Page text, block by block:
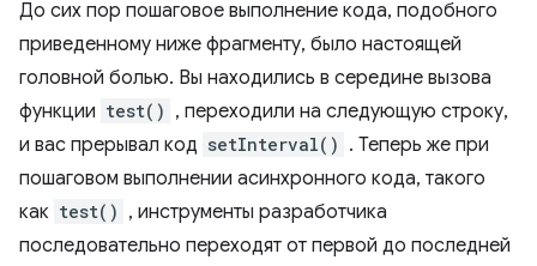
До сих пор пошаговое выполнение кода, подобного
приведенному ниже фрагменту, было настоящей
головной болью. Вы находились в середине вызова
функции test() , переходили на следующую строку,
и вас прерывал код setInterval() . Теперь же при
пошаговом выполнении асинхронного кода, такого
как test() , инструменты разработчика
последовательно переходят от первой до последней